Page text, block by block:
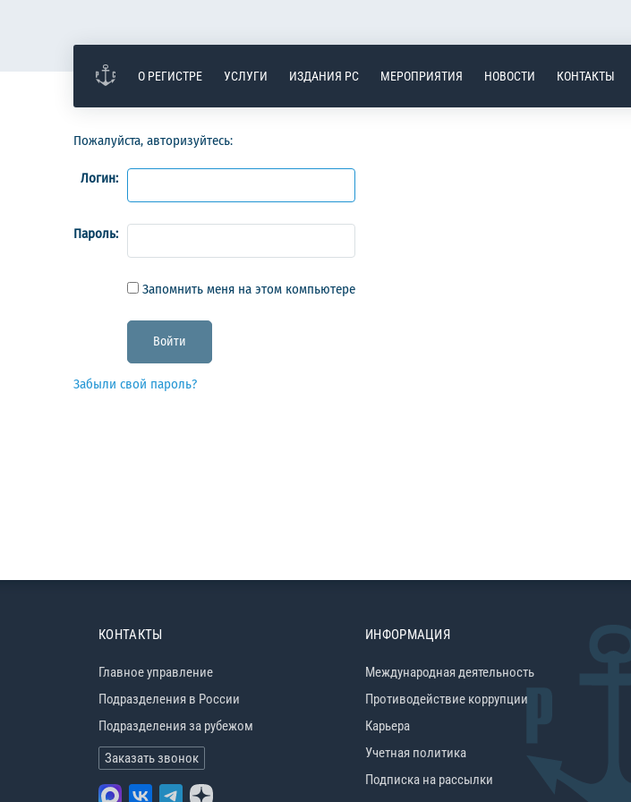
О РЕГИСТРЕ УСЛУГИ ИЗДАНИЯ РС МЕРОПРИЯТИЯ НОВОСТИ КОНТАКТЫ
Пожалуйста, авторизуйтесь:
Логин:
Пароль:
Запомнить меня на этом компьютере
Забыли свой пароль?
КОНТАКТЫ
Главное управление
Подразделения в России
Подразделения за рубежом
Заказать звонок
ИНФОРМАЦИЯ
Международная деятельность
Противодействие коррупции
Карьера
Учетная политика
Подписка на рассылки